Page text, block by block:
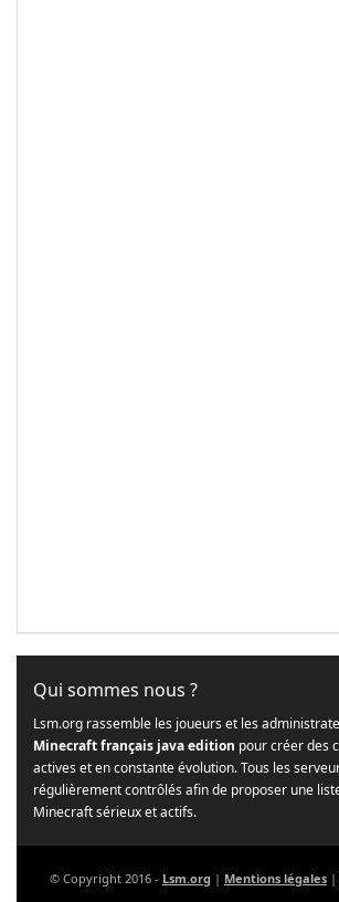
Qui sommes nous ?
Lsm.org rassemble les joueurs et les
Minecraft français java edition pour créer des
actives et en constante évolution. Tous les
régulièrement contrôlés afin de proposer une
Minecraft sérieux et actifs.
© Copyright 2016 - Lsm.org | Mentions légales |